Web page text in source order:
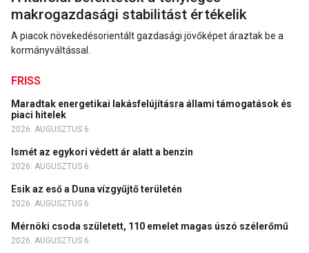
makrogazdasági stabilitást értékelik
A piacok növekedésorientált gazdasági jövőképet áraztak be a
kormányváltással.
FRISS
Maradtak energetikai lakásfelújításra állami támogatások és
piaci hitelek
2026. AUGUSZTUS 6.
Ismét az egykori védett ár alatt a benzin
2026. AUGUSZTUS 6.
Esik az eső a Duna vízgyűjtő területén
2026. AUGUSZTUS 6.
Mérnöki csoda született, 110 emelet magas úszó szélerőmű
2026. AUGUSZTUS 6.